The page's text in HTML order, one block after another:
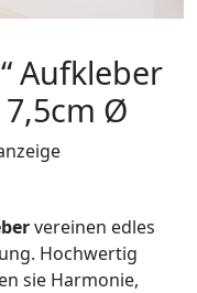
Aufkleber
Ø
vereinen edles
Hochwertig
sie Harmonie,